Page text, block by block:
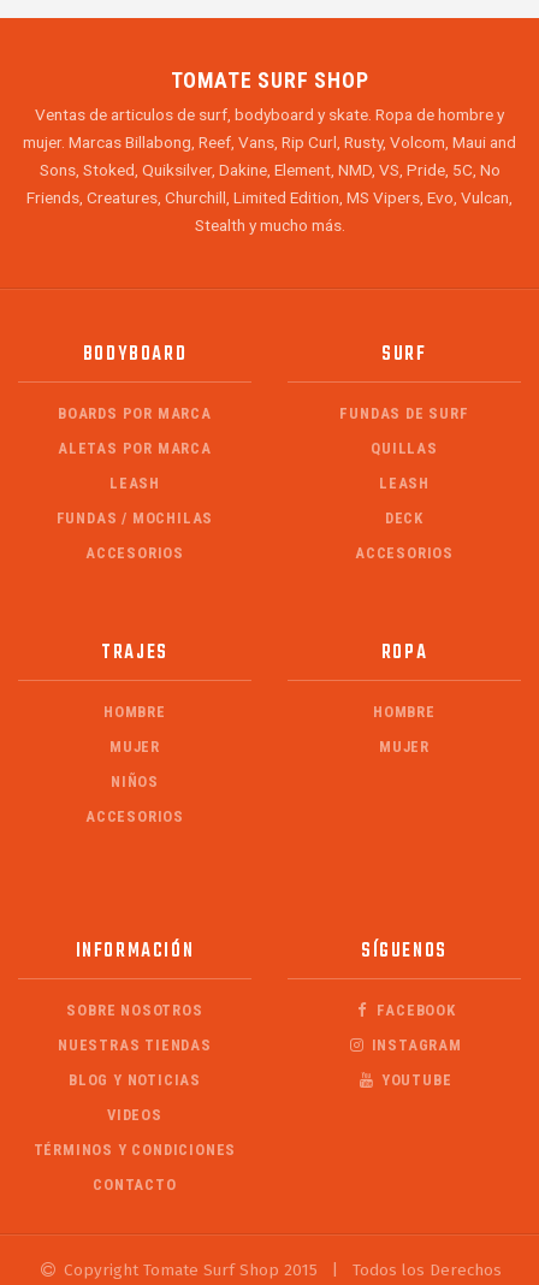
TOMATE SURF SHOP
Ventas de articulos de surf, bodyboard y skate. Ropa de hombre y
mujer. Marcas Billabong, Reef, Vans, Rip Curl, Rusty, Volcom, Maui and
Sons, Stoked, Quiksilver, Dakine, Element, NMD, VS, Pride, 5C, No
Friends, Creatures, Churchill, Limited Edition, MS Vipers, Evo, Vulcan,
Stealth y mucho más.
BODYBOARD
BOARDS POR MARCA
ALETAS POR MARCA
LEASH
FUNDAS / MOCHILAS
ACCESORIOS
SURF
FUNDAS DE SURF
QUILLAS
LEASH
DECK
ACCESORIOS
TRAJES
HOMBRE
MUJER
NIÑOS
ACCESORIOS
ROPA
HOMBRE
MUJER
INFORMACIÓN
SOBRE NOSOTROS
NUESTRAS TIENDAS
BLOG Y NOTICIAS
VIDEOS
TÉRMINOS Y CONDICIONES
CONTACTO
SÍGUENOS
FACEBOOK
INSTAGRAM
YOUTUBE
Copyright Tomate Surf Shop 2015
Todos los Derechos